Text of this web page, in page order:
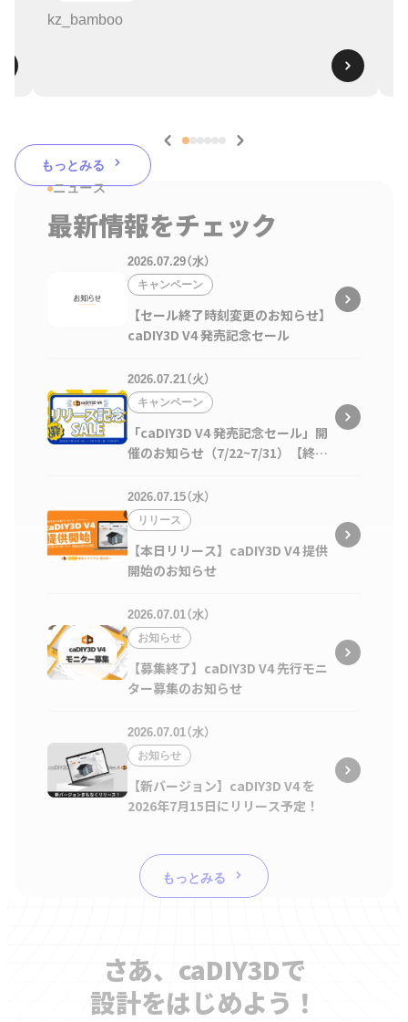
kz_bamboo
もっとみる
ニュース
最新情報をチェック
2026.07.29（水）
キャンペーン
【セール終了時刻変更のお知らせ】
caDIY3D V4 発売記念セール
2026.07.21（火）
キャンペーン
「caDIY3D V4 発売記念セール」開
催のお知らせ（7/22~7/31）【終了
2026.07.15（水）
リリース
【本日リリース】caDIY3D V4 提供
開始のお知らせ
2026.07.01（水）
お知らせ
【募集終了】caDIY3D V4 先行モニ
ター募集のお知らせ
2026.07.01（水）
お知らせ
【新バージョン】caDIY3D V4 を
2026年7月15日にリリース予定！
もっとみる
さあ、caDIY3Dで
設計をはじめよう！